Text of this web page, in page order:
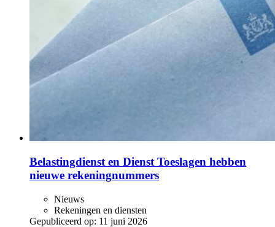
Belastingdienst en Dienst Toeslagen hebben
nieuwe rekeningnummers
Nieuws
Rekeningen en diensten
Gepubliceerd op: 11 juni 2026